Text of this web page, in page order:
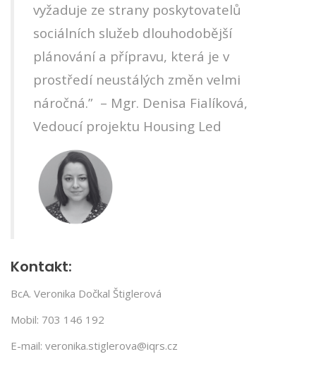
vyžaduje ze strany poskytovatelů
sociálních služeb dlouhodobější
plánování a přípravu, která je v
prostředí neustálých změn velmi
náročná.” – Mgr. Denisa Fialíková,
Vedoucí projektu Housing Led
Kontakt:
BcA. Veronika Dočkal Štiglerová
Mobil: 703 146 192
E-mail: veronika.stiglerova@iqrs.cz